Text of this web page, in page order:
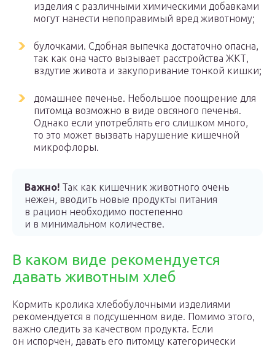
изделия с различными химическими добавками
могут нанести непоправимый вред животному;
булочками. Сдобная выпечка достаточно опасна,
так как она часто вызывает расстройства ЖКТ,
вздутие живота и закупоривание тонкой кишки;
домашнее печенье. Небольшое поощрение для
питомца возможно в виде овсяного печенья.
Однако если употреблять его слишком много,
то это может вызвать нарушение кишечной
микрофлоры.
Важно! Так как кишечник животного очень
нежен, вводить новые продукты питания
в рацион необходимо постепенно
и в минимальном количестве.
В каком виде рекомендуется
давать животным хлеб
Кормить кролика хлебобулочными изделиями
рекомендуется в подсушенном виде. Помимо этого,
важно следить за качеством продукта. Если
он испорчен, давать его питомцу категорически